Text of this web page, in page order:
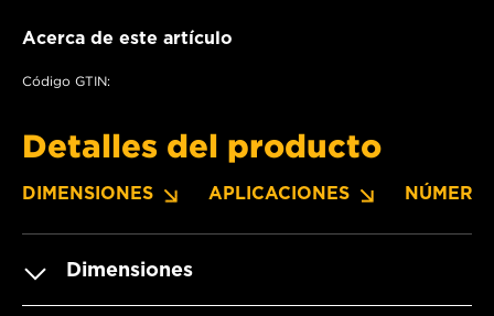
Acerca de este artículo
Código GTIN:
Detalles del producto
DIMENSIONES APLICACIONES
Dimensiones